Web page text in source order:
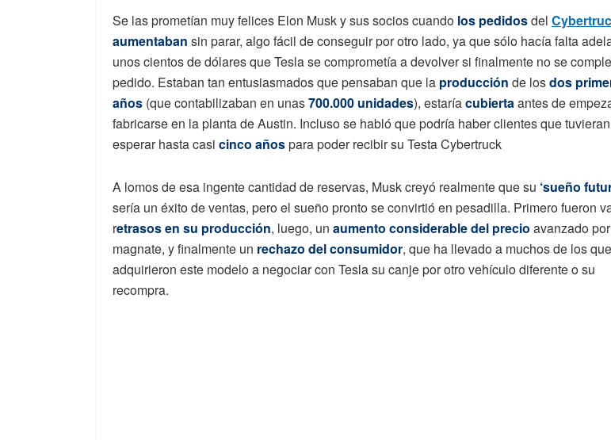
Se las prometían muy felices Elon Musk y sus socios cuando los pedidosdel
aumentaban sin parar, algo fácil de conseguir por otro lado, ya que sólo hacía falta
unos cientos de dólares que Tesla se comprometía a devolver si finalmente no se
pedido. Estaban tan entusiasmados que pensaban que la producción de losdos
años (que contabilizaban en unas700.000 unidades), estaríacubiertaantes de
fabricarse en la planta de Austin. Incluso se habló que podría haber clientes que
esperar hasta casi cinco añospara poder recibir su Testa Cybertruck
A lomos de esa ingente cantidad de reservas, Musk creyó realmente que su ‘sueño
sería un éxito de ventas, pero el sueño pronto se convirtió en pesadilla. Primero fueron
retrasos en su producción, luego, un aumento considerable del precio avanzado
magnate, y finalmente un rechazo del consumidor, que ha llevado a muchos de los que
adquirieron este modelo a negociar con Tesla su canje por otro vehículo diferente o su
recompra.